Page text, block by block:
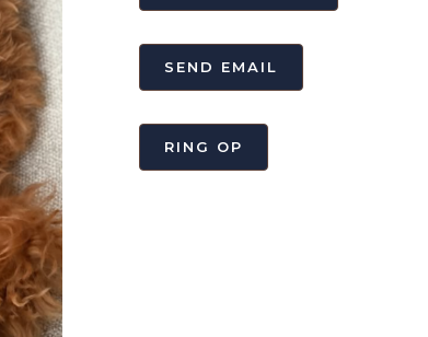
SEND EMAIL
RING OP